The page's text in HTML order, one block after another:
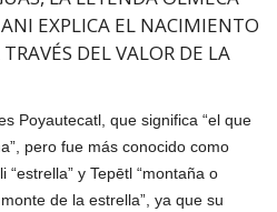
EXPLICA EL NACIMIENTO
DEL VALOR DE LA
Poyautecatl, que significa “el que
pero fue más conocido como
“estrella” y Tepētl “montaña o
de la estrella”, ya que su